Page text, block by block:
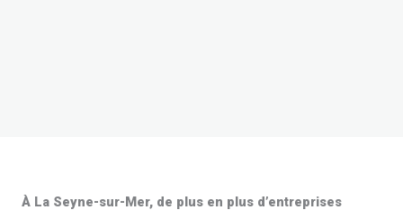
À La Seyne-sur-Mer, de plus en plus d’entreprises